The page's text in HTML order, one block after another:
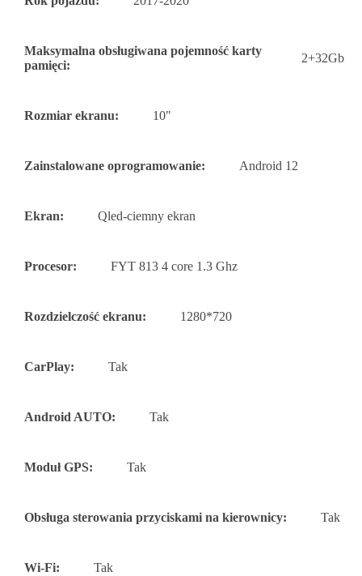
Maksymalna obsługiwana pojemność karty
pamięci:
2+32Gb
Rozmiar ekranu: 10"
Zainstalowane oprogramowanie: Android 12
Ekran: Qled-ciemny ekran
Procesor: FYT 813 4 core 1.3 Ghz
Rozdzielczość ekranu: 1280*720
CarPlay: Tak
Android AUTO: Tak
Moduł GPS: Tak
Obsługa sterowania przyciskami na kierownicy: Tak
Wi-Fi: Tak